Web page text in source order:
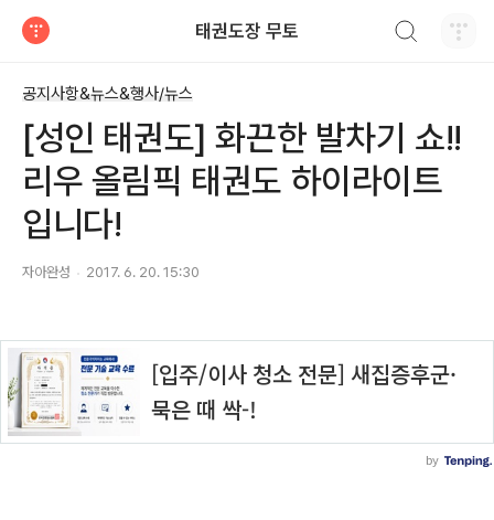
태권도장 무토
공지사항&뉴스&행사/뉴스
[성인 태권도] 화끈한 발차기 쇼!!
리우 올림픽 태권도 하이라이트
입니다!
자아완성 2017. 6. 20. 15:30